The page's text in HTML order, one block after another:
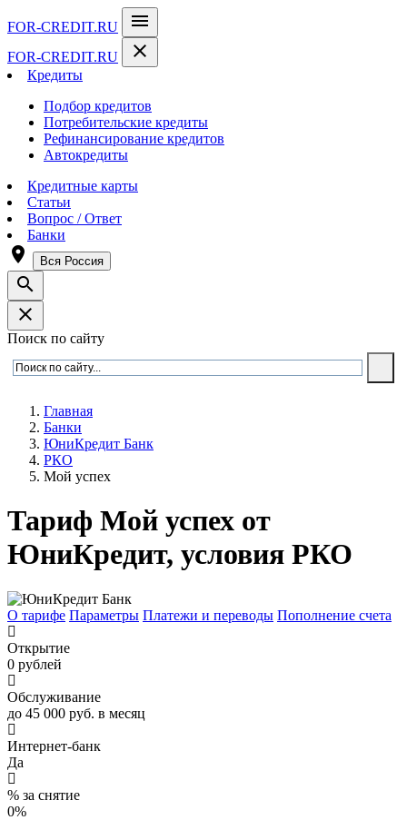
FOR-CREDIT.RU menu
FOR-CREDIT.RU close
Кредиты
Подбор кредитов
Потребительские кредиты
Рефинансирование кредитов
Автокредиты
Кредитные карты
Статьи
Вопрос / Ответ
Банки
room Вся Россия
search
close
Поиск по сайту
Главная
Банки
ЮниКредит Банк
РКО
Мой успех
Тариф Мой успех от
ЮниКредит, условия РКО
О тарифе Параметры Платежи и переводы Пополнение счета
Открытие
0 рублей
Обслуживание
до 45 000 руб. в месяц
Интернет-банк
Да
% за снятие
0%